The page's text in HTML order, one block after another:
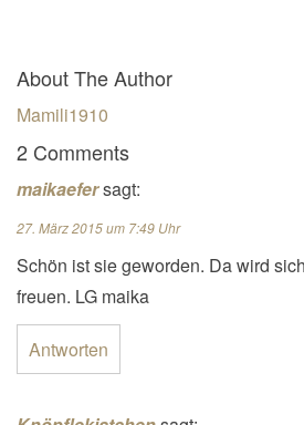
About The Author
Mamili1910
2 Comments
maikaefersagt:
27. März 2015 um 7:49 Uhr
Schön ist sie geworden. Da wird
freuen. LG maika
Antworten